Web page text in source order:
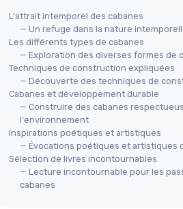
L'attrait intemporel des cabanes
— Un refuge dans la nature
Les différents types de cabanes
— Exploration des diverses formes de
Techniques de construction expliquées
— Découverte des techniques de
Cabanes et développement durable
— Construire des cabanes
l'environnement
Inspirations poétiques et artistiques
— Évocations poétiques et artistiques
Sélection de livres incontournables
— Lecture incontournable pour les
cabanes